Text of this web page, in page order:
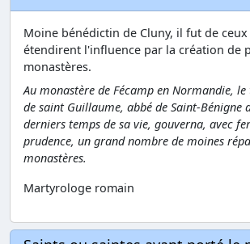
Moine bénédictin de Cluny, il fut de
étendirent l'influence par la création de
monastères.
Au monastère de Fécamp en Normandie, le
de saint Guillaume, abbé de Saint-Bénigne
derniers temps de sa vie, gouverna, avec
prudence, un grand nombre de moines
monastères.
Martyrologe romain